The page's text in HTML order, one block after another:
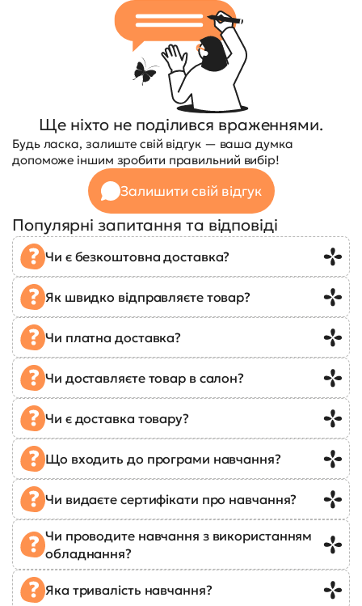
Ще ніхто не поділився враженнями.
Будь ласка, залиште свій відгук — ваша думка
допоможе іншим зробити правильний вибір!
Залишити свій відгук
Популярні запитання та відповіді
Чи є безкоштовна доставка?
Як швидко відправляєте товар?
Чи платна доставка?
Чи доставляєте товар в салон?
Чи є доставка товару?
Що входить до програми навчання?
Чи видаєте сертифікати про навчання?
Чи проводите навчання з використанням
обладнання?
Яка тривалість навчання?